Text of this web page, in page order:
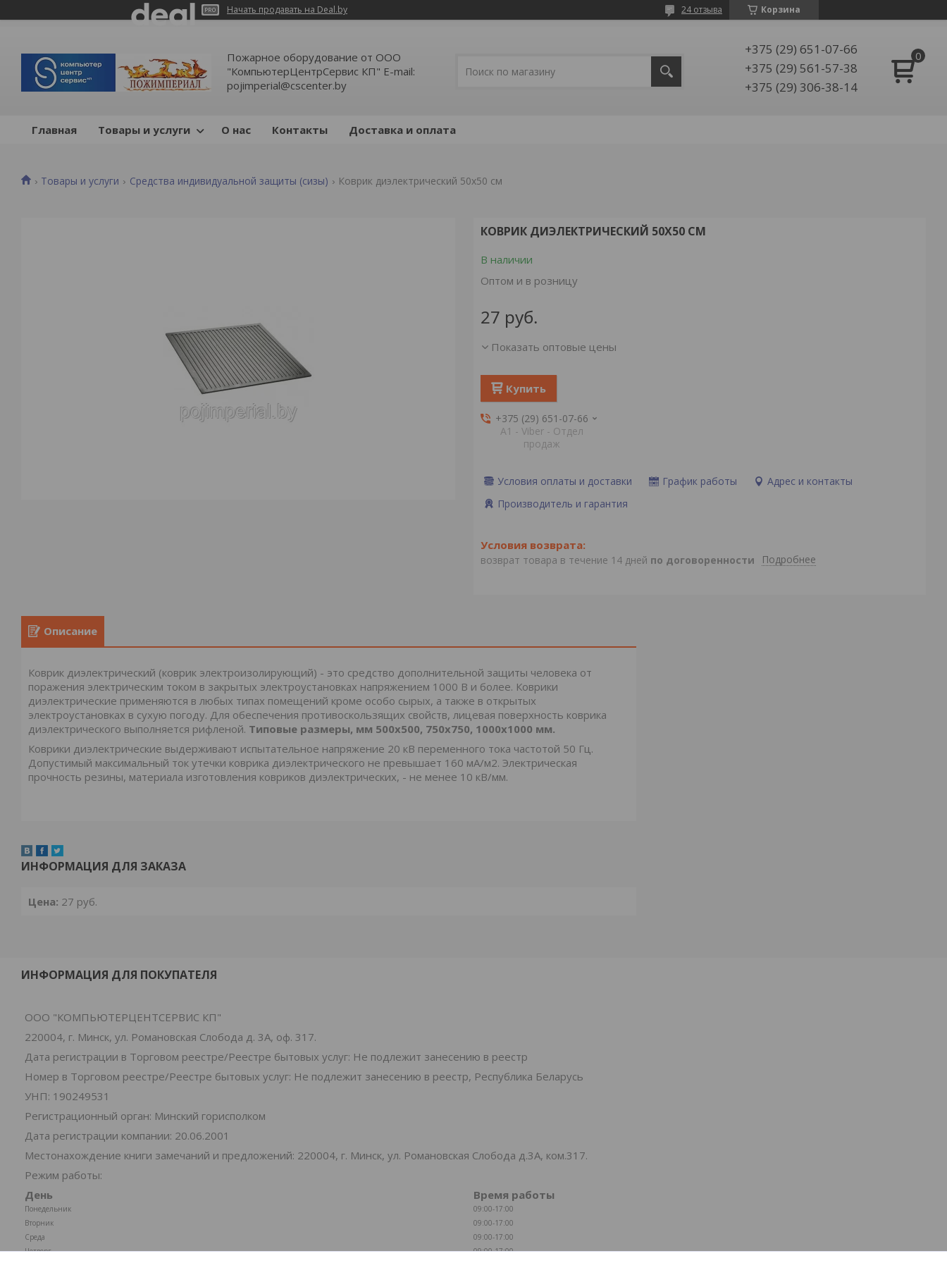
Начать продавать на Deal.by Корзина
24 отзыва
Пожарное оборудование от ООО
"КомпьютерЦентрСервис КП" E-mail:
pojimperial@cscenter.by
+375 (29) 651-07-66
+375 (29) 561-57-38
+375 (29) 306-38-14
Главная Товары и услуги О нас Контакты Доставка и оплата
Товары и услуги Средства индивидуальной защиты (сизы) Коврик диэлектрический 50х50 см
КОВРИК ДИЭЛЕКТРИЧЕСКИЙ 50Х50 СМ
В наличии
Оптом и в розницу
27 руб.
Показать оптовые цены
Купить
+375 (29) 651-07-66
А1 - Viber - Отдел
продаж
Условия оплаты и доставки График работы
Адрес и контакты
Производитель и гарантия
возврат товара в течение 14 дней по договоренности Подробнее
Описание
Коврик диэлектрический (коврик электроизолирующий) - это средство дополнительной защиты человека от
поражения электрическим током в закрытых электроустановках напряжением 1000 В и более. Коврики
диэлектрические применяются в любых типах помещений кроме особо сырых, а также в открытых
электроустановках в сухую погоду. Для обеспечения противоскользящих свойств, лицевая поверхность коврика
диэлектрического выполняется рифленой. Типовые размеры, мм 500х500, 750х750, 1000x1000 мм.
Коврики диэлектрические выдерживают испытательное напряжение 20 кВ переменного тока частотой 50 Гц.
Допустимый максимальный ток утечки коврика диэлектрического не превышает 160 мА/м2. Электрическая
прочность резины, материала изготовления ковриков диэлектрических, - не менее 10 кВ/мм.
ИНФОРМАЦИЯ ДЛЯ ЗАКАЗА
Цена: 27 руб.
ИНФОРМАЦИЯ ДЛЯ ПОКУПАТЕЛЯ
ООО "КОМПЬЮТЕРЦЕНТСЕРВИС КП"
220004, г. Минск, ул. Романовская Слобода д. 3А, оф. 317.
Дата регистрации в Торговом реестре/Реестре бытовых услуг: Не подлежит занесению в реестр
Номер в Торговом реестре/Реестре бытовых услуг: Не подлежит занесению в реестр, Республика Беларусь
УНП: 190249531
Регистрационный орган: Минский горисполком
Дата регистрации компании: 20.06.2001
Местонахождение книги замечаний и предложений: 220004, г. Минск, ул. Романовская Слобода д.3А, ком.317.
Режим работы:
День
Время работы
Понедельник
09:00-17:00
Вторник
09:00-17:00
Среда
09:00-17:00
Четверг
09:00-17:00